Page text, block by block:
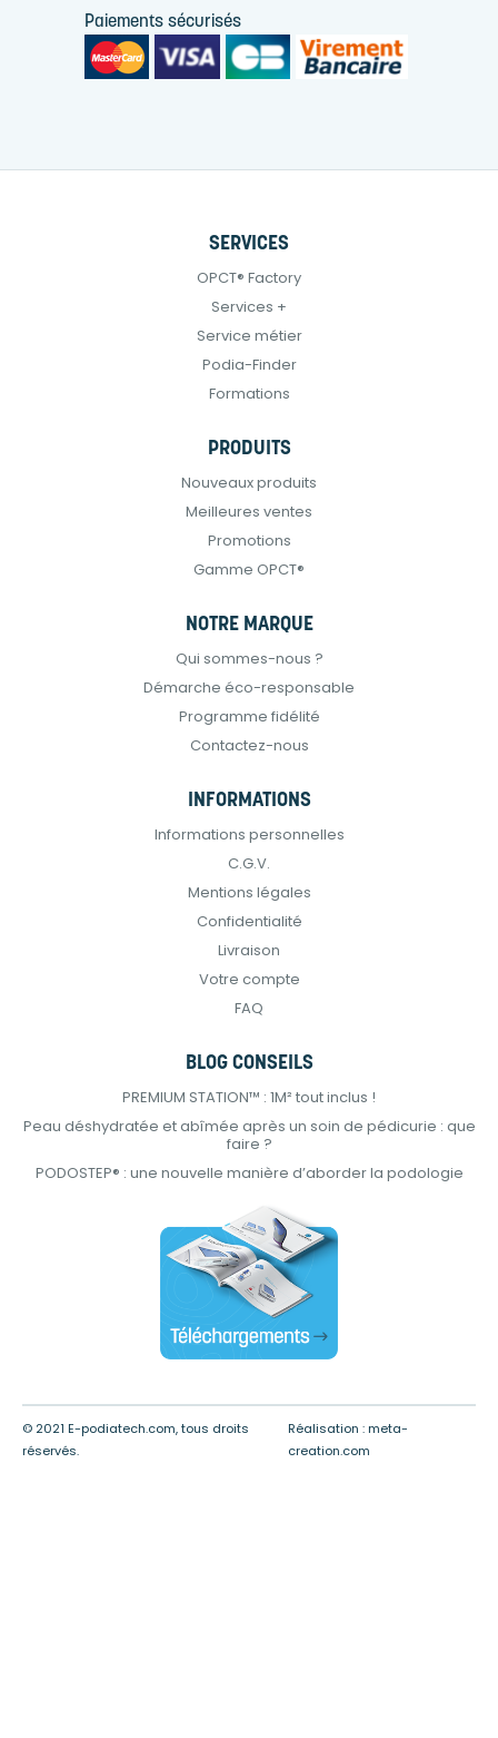
Paiements sécurisés
SERVICES
OPCT® Factory
Services +
Service métier
Podia-Finder
Formations
PRODUITS
Nouveaux produits
Meilleures ventes
Promotions
Gamme OPCT®
NOTRE MARQUE
Qui sommes-nous ?
Démarche éco-responsable
Programme fidélité
Contactez-nous
INFORMATIONS
Informations personnelles
C.G.V.
Mentions légales
Confidentialité
Livraison
Votre compte
FAQ
BLOG CONSEILS
PREMIUM STATION™ : 1M² tout inclus !
Peau déshydratée et abîmée après un soin de pédicurie : que
faire ?
PODOSTEP® : une nouvelle manière d’aborder la podologie
© 2021 E-podiatech.com, tous droits
réservés.
Réalisation : meta-
creation.com